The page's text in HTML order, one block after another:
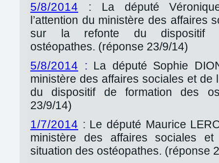
5/8/2014
: La député
l’attention du ministère des affaires
sur la refonte du dispositif
ostéopathes. (réponse 23/9/14)
5/8/2014 : La député Sophie
ministère des affaires sociales et de
du dispositif de formation des
23/9/14)
1/7/2014 : Le député Maurice
ministère des affaires sociales
situation des ostéopathes. (réponse